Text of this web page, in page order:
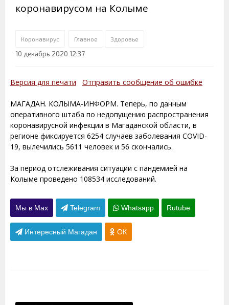
коронавирусом на Колыме
Коронавирус Главное Здоровье
10 декабрь 2020 12:37
Версия для печати Отправить сообщение об ошибке
МАГАДАН. КОЛЫМА-ИНФОРМ. Теперь, по данным
оперативного штаба по недопущению распространения
коронавирусной инфекции в Магаданской области, в
регионе фиксируется 6254 случаев заболевания COVID-
19, вылечились 5611 человек и 56 скончались.
За период отслеживания ситуации с пандемией на
Колыме проведено 108534 исследований.
Мы в Max Telegram Whatsapp Rutube
Интересный Магадан ОК